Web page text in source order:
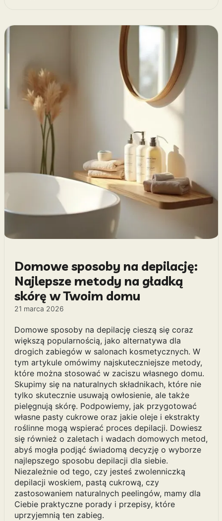
Domowe sposoby na depilację:
Najlepsze metody na gładką
skórę w Twoim domu
21 marca 2026
Domowe sposoby na depilację cieszą się coraz
większą popularnością, jako alternatywa dla
drogich zabiegów w salonach kosmetycznych. W
tym artykule omówimy najskuteczniejsze metody,
które można stosować w zaciszu własnego domu.
Skupimy się na naturalnych składnikach, które nie
tylko skutecznie usuwają owłosienie, ale także
pielęgnują skórę. Podpowiemy, jak przygotować
własne pasty cukrowe oraz jakie oleje i ekstrakty
roślinne mogą wspierać proces depilacji. Dowiesz
się również o zaletach i wadach domowych metod,
abyś mogła podjąć świadomą decyzję o wyborze
najlepszego sposobu depilacji dla siebie.
Niezależnie od tego, czy jesteś zwolenniczką
depilacji woskiem, pastą cukrową, czy
zastosowaniem naturalnych peelingów, mamy dla
Ciebie praktyczne porady i przepisy, które
uprzyjemnią ten zabieg.